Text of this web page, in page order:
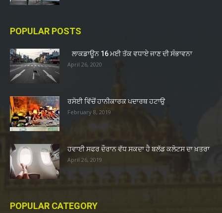
POPULAR POSTS
ਲਾਕਡਾਊਨ 16 ਮਈ ਤੱਕ ਵਧਾਏ ਜਾਣ ਦੀ ਸੰਭਾਵਨਾ
April 26, 2020
ਰਸੋਈ ਵਿੱਚੋਂ ਹਾਨੀਕਾਰਕ ਪਦਾਰਥ ਹਟਾਉ
February 8, 2019
ਹਵਾਈ ਸਫਰ ਦੌਰਾਨ ਵੱਧ ਸਕਦਾ ਹੈ ਬਲੱਡ ਕਲੋਟਸ ਦਾ ਖ਼ਤਰਾ
April 26, 2019
POPULAR CATEGORY